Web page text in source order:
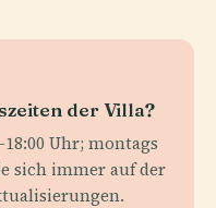
der Villa?
Uhr; montags
sich immer auf der